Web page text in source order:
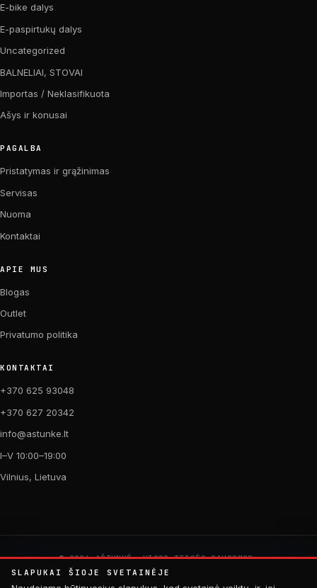
E-bike dalys
E-paspirtukų dalys
Uncategorized
BALNELIAI, STOVAI
Importas / Neklasifikuota
Ašys ir konusai
PAGALBA
Pristatymas ir grąžinimas
Servisas
Nuoma
Kontaktai
APIE MUS
Blogas
Outlet
Privatumo politika
KONTAKTAI
+370 625 93048
+370 627 20342
info@astunke.lt
I–V 10:00–19:00
Vilnius, Lietuva
© 2026 AŠTUNKĖ. VISOS TEISĖS SAUGOMOS.
PAGAMINTA SU MEILE DVIRAČIAMS. 🚴
SLAPUKAI ŠIOJE SVETAINĖJE